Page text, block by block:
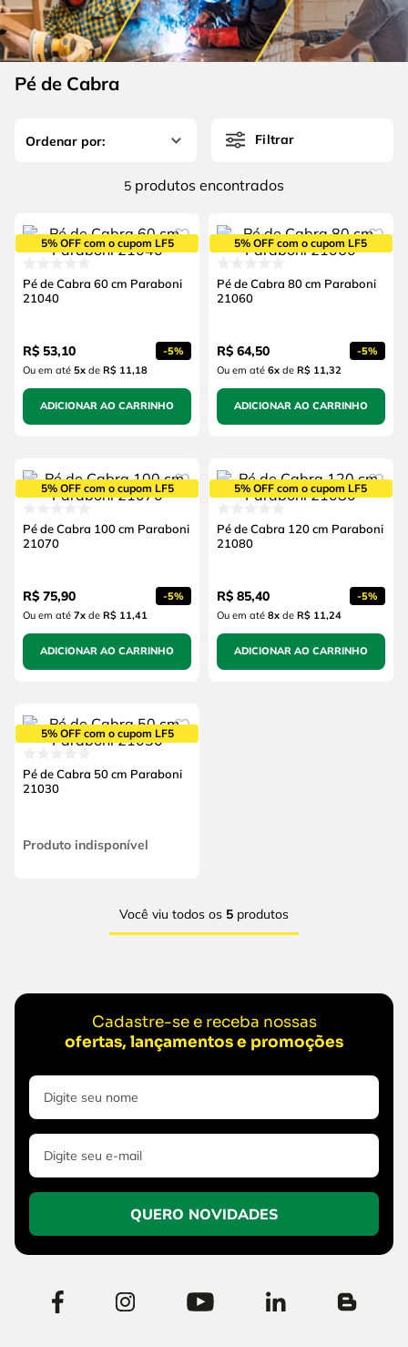
Pé de Cabra
Filtrar
5 produtos
5% OFF com o cupom LF5
Pé de Cabra 60 cm Paraboni
21040
R$ 53,10 -5%
Ou em até 5xde R$ 11,18
ADICIONAR AO CARRINHO
5% OFF com o cupom LF5
Pé de Cabra 80 cm Paraboni
21060
R$ 64,50 -5%
Ou em até 6xde R$ 11,32
ADICIONAR AO CARRINHO
5% OFF com o cupom LF5
Pé de Cabra 100 cm Paraboni
21070
R$ 75,90 -5%
Ou em até 7xde R$ 11,41
ADICIONAR AO CARRINHO
5% OFF com o cupom LF5
Pé de Cabra 120 cm Paraboni
21080
R$ 85,40 -5%
Ou em até 8xde R$ 11,24
ADICIONAR AO CARRINHO
5% OFF com o cupom LF5
Pé de Cabra 50 cm Paraboni
21030
Produto indisponível
Você viu todos os 5 produtos
Cadastre-se e receba nossas
ofertas, lançamentos e promoções
QUERO NOVIDADES
6º fio
7º chave impacto
8º disco corte
serra copo
4 º escada
5º serra circular
º
disco corte